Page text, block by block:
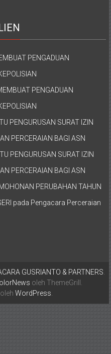
PENGADUAN
PENGADUAN
PENGURUSAN SURAT IZIN
PERCERAIAN BAGI ASN
PENGURUSAN SURAT IZIN
PERCERAIAN BAGI ASN
PERUBAHAN TAHUN
pada Pengacara Perceraian
GUSRIANTO & PARTNERS
oleh ThemeGrill.
WordPress